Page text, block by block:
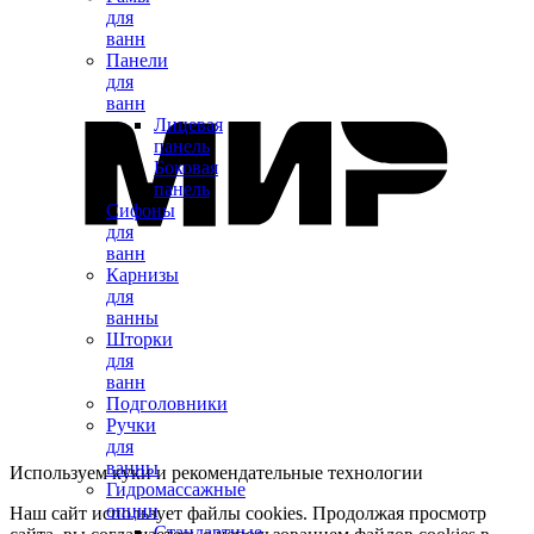
для
ванн
Панели
для
ванн
Лицевая
панель
Боковая
панель
Сифоны
для
ванн
Карнизы
для
ванны
Шторки
для
ванн
Подголовники
Ручки
для
ванны
Гидромассажные
опции
Используем куки и рекомендательные технологии
Наш сайт использует файлы cookies. Продолжая просмотр